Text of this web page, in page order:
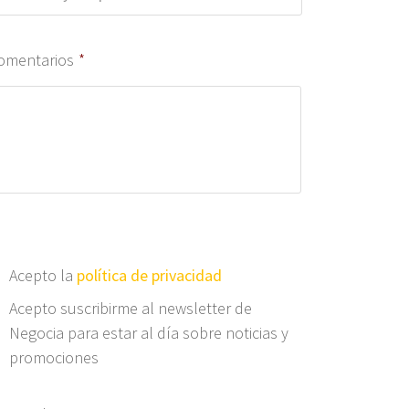
*
Acepto la política de privacidad
Acepto suscribirme al newsletter de
Negocia para estar al día sobre noticias y
promociones